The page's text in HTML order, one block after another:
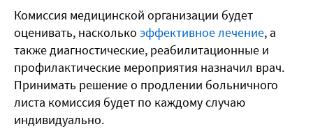
Комиссия медицинской организации будет
оценивать, насколько эффективное лечение, а
также диагностические, реабилитационные и
профилактические мероприятия назначил врач.
Принимать решение о продлении больничного
листа комиссия будет по каждому случаю
индивидуально.